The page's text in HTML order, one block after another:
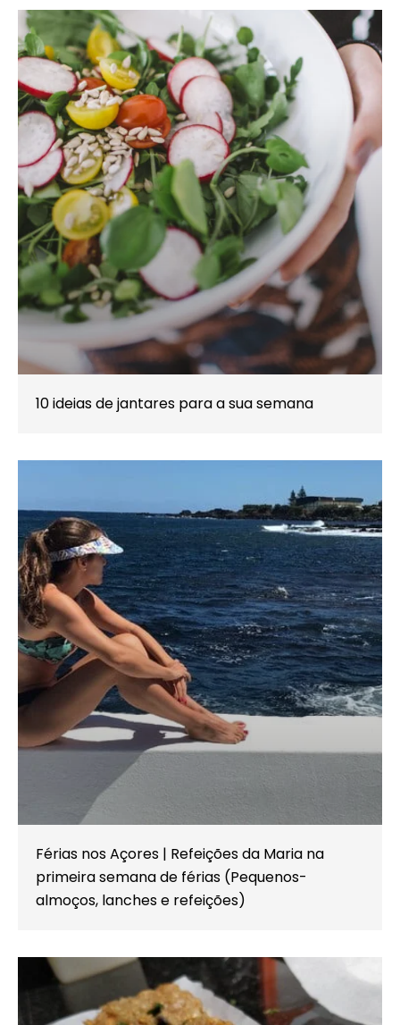
10 ideias de jantares para a sua semana
Férias nos Açores | Refeições da Maria na
primeira semana de férias (Pequenos-
almoços, lanches e refeições)